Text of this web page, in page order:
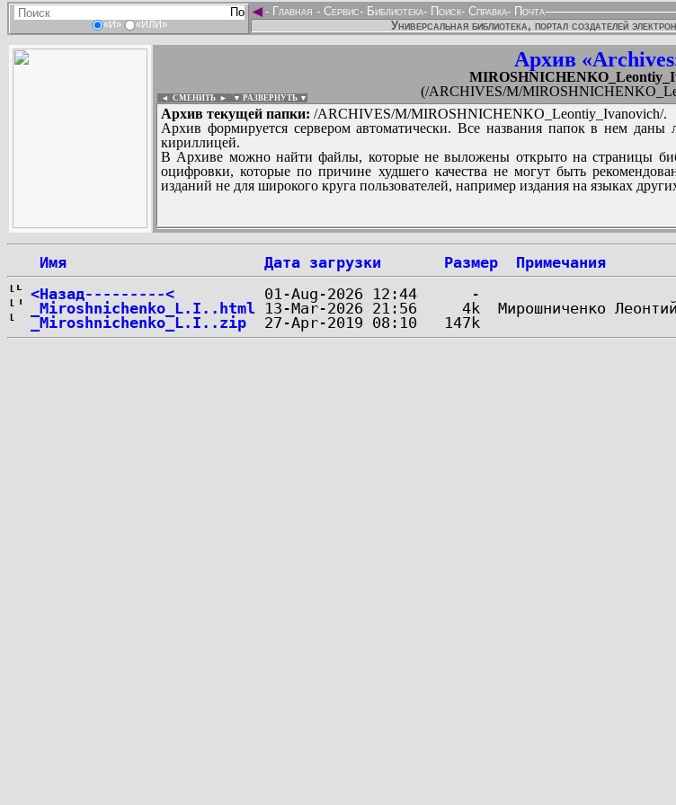
«И» «ИЛИ»
◄- Главная - Сервис- Библиотека- Поиск- Справка- Почта
Универсальная библиотека, портал создателей
Архив
(/ARCHIVES/M/
◄ СМЕНИТЬ ► ▼ РАЗВЕРНУТЬ ▼
Архив текущей папки: /ARCHIVES/M/MIROSHNICHENKO_Leontiy_Ivanovich/.
Архив формируется сервером автоматически. Все названия папок в нем
кириллицей.
В Архиве можно найти файлы, которые не выложены открыто на страницы
оцифровки, которые по причине худшего качества не могут быть
изданий не для широкого круга пользователей, например издания на языках
...
Имя Дата загрузки Размер
Примечания
<Назад---------<
_Miroshnichenko_L.I..html
_Miroshnichenko_L.I..zip